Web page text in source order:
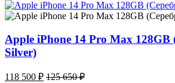
Apple iPhone 14 Pro Max 128GB
Silver)
118 500 ₽ 125 650₽